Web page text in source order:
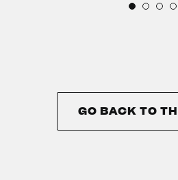
GO BACK TO